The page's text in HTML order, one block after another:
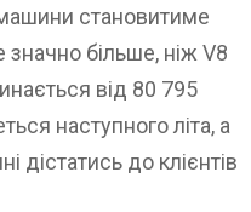
становитиме
більше, ніж V8
від 80 795
наступного літа, а
дістатись до клієнтів